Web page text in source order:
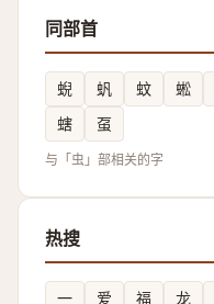
同部首
蜺 䖠 蚊 蜙
螛
虿
与「虫」部相关的字
热搜
一 爱 福 龙